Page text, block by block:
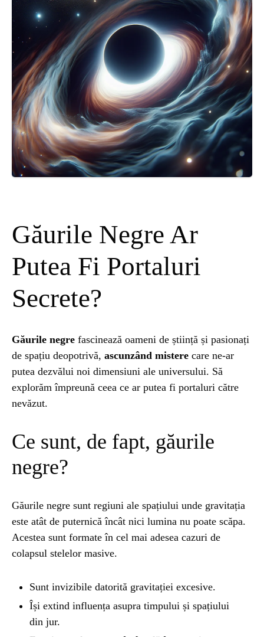
Găurile Negre Ar
Putea Fi Portaluri
Secrete?
Găurile negre fascinează oameni de știință și pasionați
de spațiu deopotrivă, ascunzând mistere care ne-ar
putea dezvălui noi dimensiuni ale universului. Să
explorăm împreună ceea ce ar putea fi portaluri către
nevăzut.
Ce sunt, de fapt, găurile
negre?
Găurile negre sunt regiuni ale spațiului unde gravitația
este atât de puternică încât nici lumina nu poate scăpa.
Acestea sunt formate în cel mai adesea cazuri de
colapsul stelelor masive.
Sunt invizibile datorită gravitației excesive.
Își extind influența asupra timpului și spațiului
din jur.
ISTORIE
NATURĂ
STIRI
ȘTIINȚA
ANIMALE
OAMENI
INSTALEAZ
APLICATIA
Barajul Trei Defileuri a Încetinit Rotația
Pământului: Mit sau Realitate?
2 years ago
Seriale turcesti:Top 5 cele mai bune seriale
BLOG 2 years ago
poti debloca
ȘTIINȚA